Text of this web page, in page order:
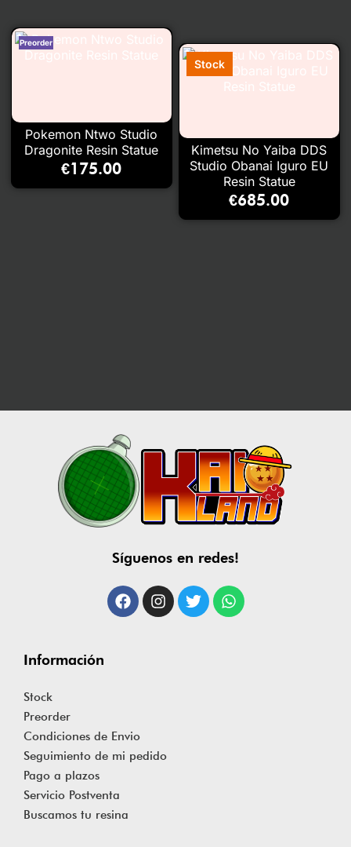
Pokemon Ntwo Studio
Dragonite Resin Statue
€175.00
Kimetsu No Yaiba DDS
Studio Obanai Iguro EU
Resin Statue
€685.00
Información
Stock
Preorder
Condiciones de Envio
Seguimiento de mi pedido
Pago a plazos
Servicio Postventa
Buscamos tu resina
Síguenos en redes!